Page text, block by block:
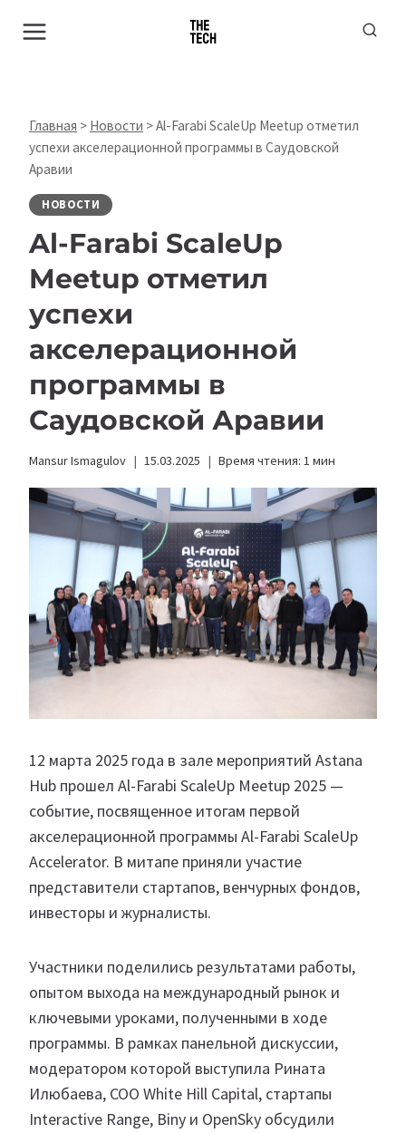
Главная > Новости >Al-Farabi ScaleUp Meetup отметил
успехи акселерационной программы в Саудовской
Аравии
НОВОСТИ
Al-Farabi ScaleUp
Meetup отметил
успехи
акселерационной
программы в
Саудовской Аравии
Mansur Ismagulov 15.03.2025 Время чтения: 1 мин
12 марта 2025 года в зале мероприятий Astana
Hub прошел Al-Farabi ScaleUp Meetup 2025 —
событие, посвященное итогам первой
акселерационной программы Al-Farabi ScaleUp
Accelerator. В митапе приняли участие
представители стартапов, венчурных фондов,
инвесторы и журналисты.
Участники поделились результатами работы,
опытом выхода на международный рынок и
ключевыми уроками, полученными в ходе
программы. В рамках панельной дискуссии,
модератором которой выступила Рината
Илюбаева, COO White Hill Capital, стартапы
Interactive Range, Biny и OpenSky обсудили